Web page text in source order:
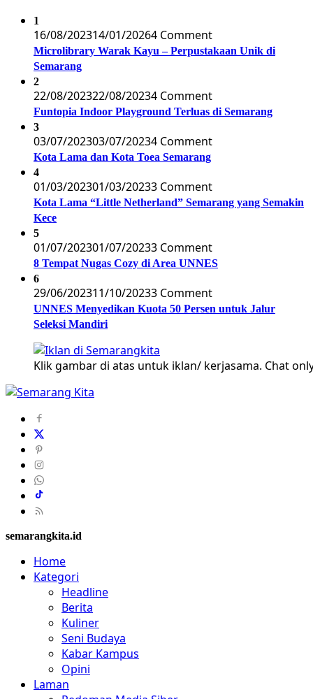
1
16/08/202314/01/20264 Comment
Microlibrary Warak Kayu – Perpustakaan Unik di
Semarang
2
22/08/202322/08/20234 Comment
Funtopia Indoor Playground Terluas di Semarang
3
03/07/202303/07/20234 Comment
Kota Lama dan Kota Toea Semarang
4
01/03/202301/03/20233 Comment
Kota Lama “Little Netherland” Semarang yang Semakin
Kece
5
01/07/202301/07/20233 Comment
8 Tempat Nugas Cozy di Area UNNES
6
29/06/202311/10/20233 Comment
UNNES Menyedikan Kuota 50 Persen untuk Jalur
Seleksi Mandiri
Klik gambar di atas untuk iklan/ kerjasama. Chat
semarangkita.id
Home
Kategori
Headline
Berita
Kuliner
Seni Budaya
Kabar Kampus
Opini
Laman